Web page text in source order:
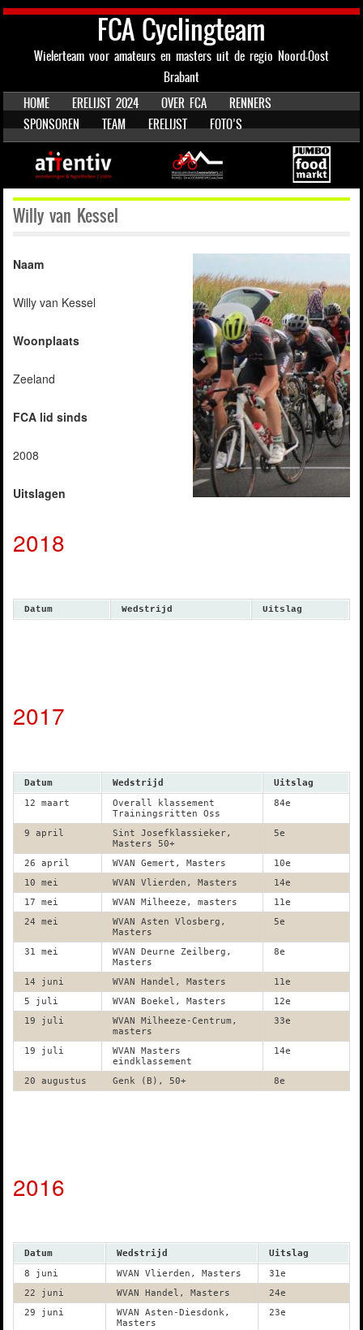
FCA Cyclingteam
Wielerteam voor amateurs en masters uit de regio Noord-Oost
Brabant
Menu
SKIP TO CONTENT
HOME ERELIJST 2024 OVER FCA
RENNERS
SPONSOREN
TEAM ERELIJST FOTO’S
Willy van Kessel
Naam
Willy van Kessel
Woonplaats
Zeeland
FCA lid sinds
2008
Uitslagen
2018
Datum Wedstrijd Uitslag
2017
Datum Wedstrijd
Uitslag
12 maart
Overall klassement
Trainingsritten Oss
84e
9 april
Sint Josefklassieker,
Masters 50+
5e
26 april WVAN Gemert, Masters
10e
10 mei
WVAN Vlierden, Masters
14e
17 mei
WVAN Milheeze, masters
11e
24 mei
WVAN Asten Vlosberg,
Masters
5e
31 mei
WVAN Deurne Zeilberg,
Masters
8e
14 juni WVAN Handel, Masters
11e
5 juli
WVAN Boekel, Masters
12e
19 juli
WVAN Milheeze-Centrum,
masters
33e
19 juli
WVAN Masters
eindklassement
14e
20 augustus Genk (B), 50+ 8e
2016
Datum Wedstrijd
Uitslag
8 juni
WVAN Vlierden, Masters
31e
22 juni
WVAN Handel, Masters
24e
29 juni
WVAN Asten-Diesdonk,
Masters
23e